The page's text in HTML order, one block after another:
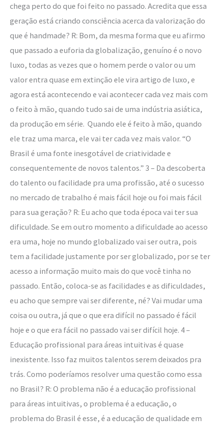
chega perto do que foi feito no passado. Acredita que essa
geração está criando consciência acerca da valorização do
que é handmade? R: Bom, da mesma forma que eu afirmo
que passado a euforia da globalização, genuíno é o novo
luxo, todas as vezes que o homem perde o valor ou um
valor entra quase em extinção ele vira artigo de luxo, e
agora está acontecendo e vai acontecer cada vez mais com
o feito à mão, quando tudo sai de uma indústria asiática,
da produção em série. Quando ele é feito à mão, quando
ele traz uma marca, ele vai ter cada vez mais valor. “O
Brasil é uma fonte inesgotável de criatividade e
consequentemente de novos talentos.” 3 – Da descoberta
do talento ou facilidade pra uma profissão, até o sucesso
no mercado de trabalho é mais fácil hoje ou foi mais fácil
para sua geração? R: Eu acho que toda época vai ter sua
dificuldade. Se em outro momento a dificuldade ao acesso
era uma, hoje no mundo globalizado vai ser outra, pois
tem a facilidade justamente por ser globalizado, por se ter
acesso a informação muito mais do que você tinha no
passado. Então, coloca-se as facilidades e as dificuldades,
eu acho que sempre vai ser diferente, né? Vai mudar uma
coisa ou outra, já que o que era difícil no passado é fácil
hoje e o que era fácil no passado vai ser difícil hoje. 4 –
Educação profissional para áreas intuitivas é quase
inexistente. Isso faz muitos talentos serem deixados pra
trás. Como poderíamos resolver uma questão como essa
no Brasil? R: O problema não é a educação profissional
para áreas intuitivas, o problema é a educação, o
problema do Brasil é esse, é a educação de qualidade em